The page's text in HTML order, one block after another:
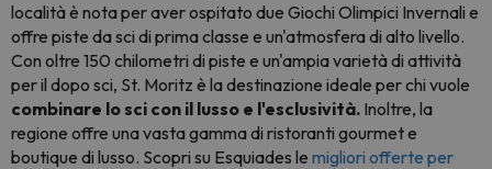
località è nota per aver ospitato due Giochi Olimpici Invernali e
offre piste da sci di prima classe e un'atmosfera di alto livello.
Con oltre 150 chilometri di piste e un'ampia varietà di attività
per il dopo sci, St. Moritz è la destinazione ideale per chi vuole
combinare lo sci con il lusso e l'esclusività. Inoltre, la
regione offre una vasta gamma di ristoranti gourmet e
boutique di lusso. Scopri su Esquiades le migliori offerte per